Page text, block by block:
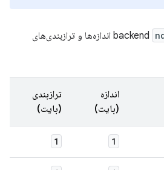
اندازه‌ها و ترازبندی‌های
اندازه
(بایت)
ترازبندی
(بایت)
1
1